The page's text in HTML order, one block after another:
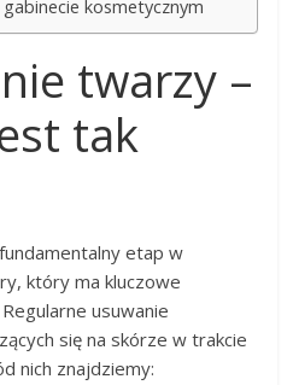
kosmetycznym
twarzy –
tak
etap w
który ma kluczowe
usuwanie
się na skórze w trakcie
nich znajdziemy: